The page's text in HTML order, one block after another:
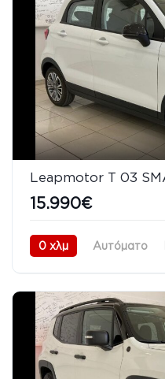
15.990€
0 χλμ Αυτόματο